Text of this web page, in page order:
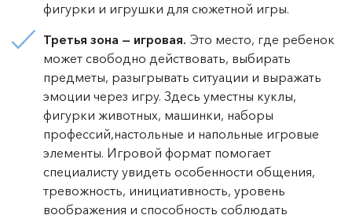
фигурки и игрушки для сюжетной игры.
Третья зона — игровая. Это место, где ребенок
может свободно действовать, выбирать
предметы, разыгрывать ситуации и выражать
эмоции через игру. Здесь уместны куклы,
фигурки животных, машинки, наборы
профессий,настольные и напольные игровые
элементы. Игровой формат помогает
специалисту увидеть особенности общения,
тревожность, инициативность, уровень
воображения и способность соблюдать